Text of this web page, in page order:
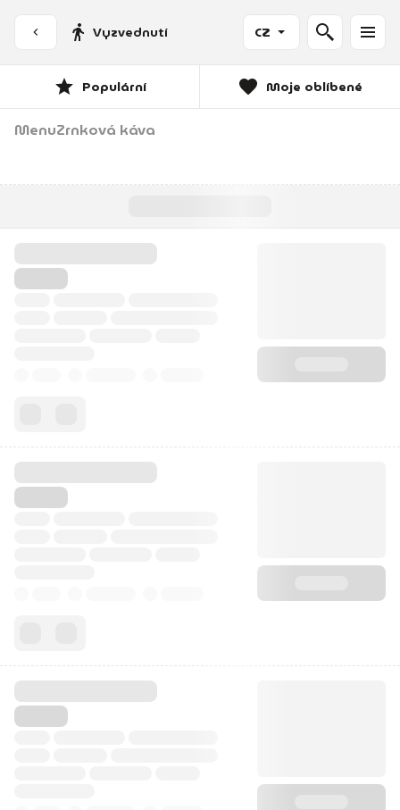
Vyzvednutí CZ
Populární Moje oblíbené
MenuZrnková káva